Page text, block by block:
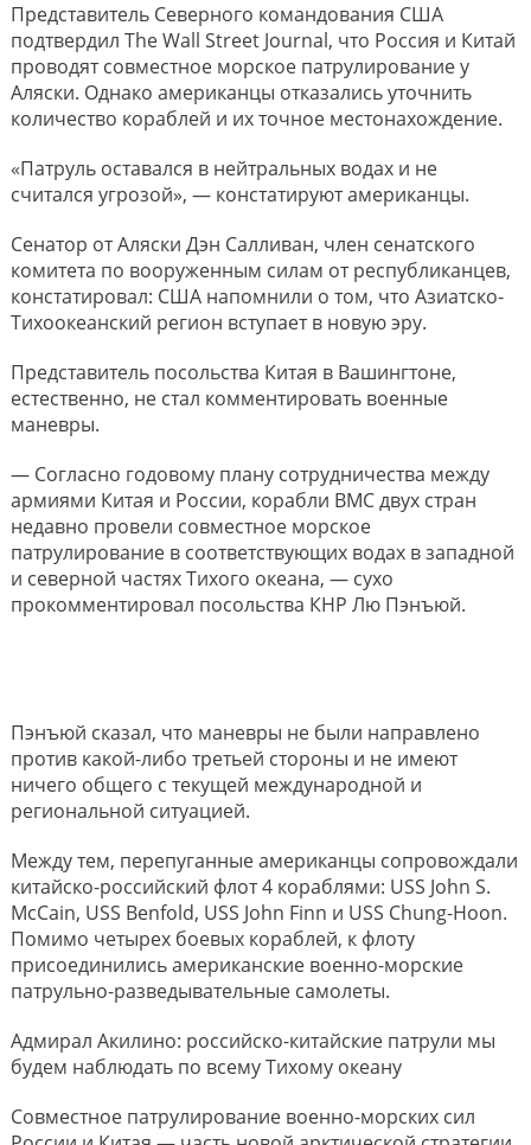
Представитель Северного командования США
подтвердил The Wall Street Journal, что Россия и Китай
проводят совместное морское патрулирование у
Аляски. Однако американцы отказались уточнить
количество кораблей и их точное местонахождение.
«Патруль оставался в нейтральных водах и не
считался угрозой», — констатируют американцы.
Сенатор от Аляски Дэн Салливан, член сенатского
комитета по вооруженным силам от республиканцев,
констатировал: США напомнили о том, что Азиатско-
Тихоокеанский регион вступает в новую эру.
Представитель посольства Китая в Вашингтоне,
естественно, не стал комментировать военные
маневры.
— Согласно годовому плану сотрудничества между
армиями Китая и России, корабли ВМС двух стран
недавно провели совместное морское
патрулирование в соответствующих водах в западной
и северной частях Тихого океана, — сухо
прокомментировал посольства КНР Лю Пэнъюй.
Пэнъюй сказал, что маневры не были направлено
против какой-либо третьей стороны и не имеют
ничего общего с текущей международной и
региональной ситуацией.
Между тем, перепуганные американцы сопровождали
китайско-российский флот 4 кораблями: USS John S.
McCain, USS Benfold, USS John Finn и USS Chung-Hoon.
Помимо четырех боевых кораблей, к флоту
присоединились американские военно-морские
патрульно-разведывательные самолеты.
Адмирал Акилино: российско-китайские патрули мы
будем наблюдать по всему Тихому океану
Совместное патрулирование военно-морских сил